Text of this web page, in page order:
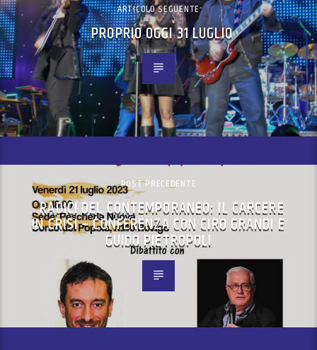
ARTICOLO SEGUENTE
PROPRIO OGGI 31 LUGLIO
POST PRECEDENTE
RADICI DEL CONTEMPORANEO: IL CARCERE
IN CRISI – CONFERENZA CON CIRO GRANDI E
GUIDO PIETROPOLI